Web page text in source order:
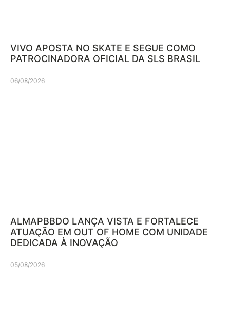
VIVO APOSTA NO SKATE E SEGUE COMO
PATROCINADORA OFICIAL DA SLS BRASIL
06/08/2026
ALMAPBBDO LANÇA VISTA E FORTALECE
ATUAÇÃO EM OUT OF HOME COM UNIDADE
DEDICADA À INOVAÇÃO
05/08/2026